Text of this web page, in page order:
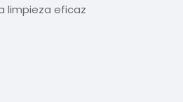
limpieza eficaz